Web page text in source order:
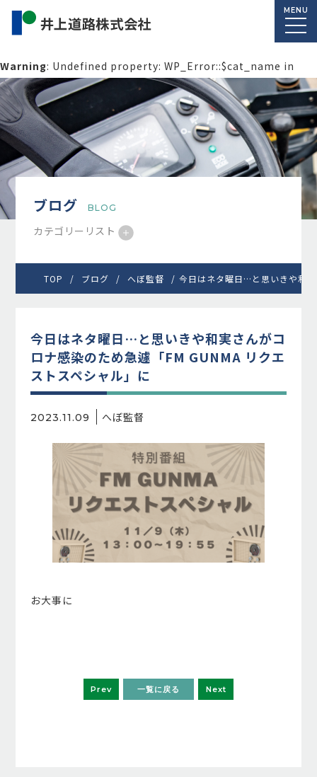
MENU
Warning: Undefined property: WP_Error::$cat_name in
/home/macolab2/inouedoro.co.jp/public_html/wp-
content/themes/inourdoro_theme_2024/single.phpon
line14
ブログ BLOG
カテゴリーリスト
TOP ブログ へぼ監督 今日はネタ曜日…と思いきや和
今日はネタ曜日…と思いきや和実さんがコ
ロナ感染のため急遽「FM GUNMA リクエ
ストスペシャル」に
2023.11.09 へぼ監督
お大事に
Prev 一覧に戻る Next